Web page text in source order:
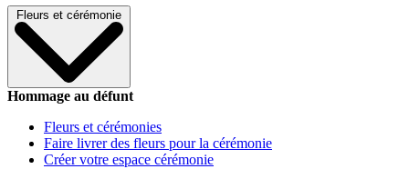
Fleurs et cérémonie
Hommage au défunt
Fleurs et cérémonies
Faire livrer des fleurs pour la cérémonie
Créer votre espace cérémonie